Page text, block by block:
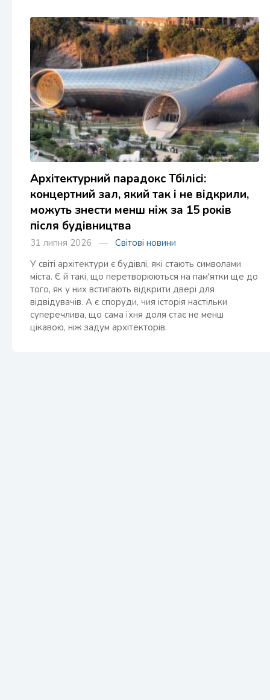
Архітектурний парадокс Тбілісі:
концертний зал, який так і не відкрили,
можуть знести менш ніж за 15 років
після будівництва
31 липня 2026 — Світові новини
У світі архітектури є будівлі, які стають символами
міста. Є й такі, що перетворюються на пам'ятки ще до
того, як у них встигають відкрити двері для
відвідувачів. А є споруди, чия історія настільки
суперечлива, що сама їхня доля стає не менш
цікавою, ніж задум архітекторів.